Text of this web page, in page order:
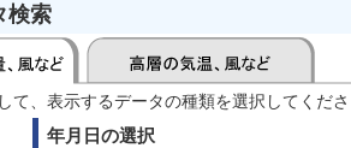
検索
て、表示するデータの種類を選択してくだ
年月日の選択